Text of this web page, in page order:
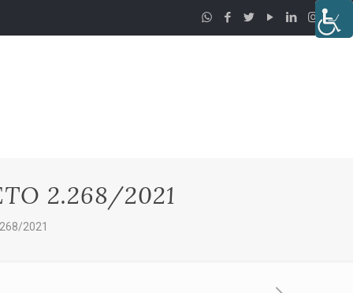
2.268/2021
2021